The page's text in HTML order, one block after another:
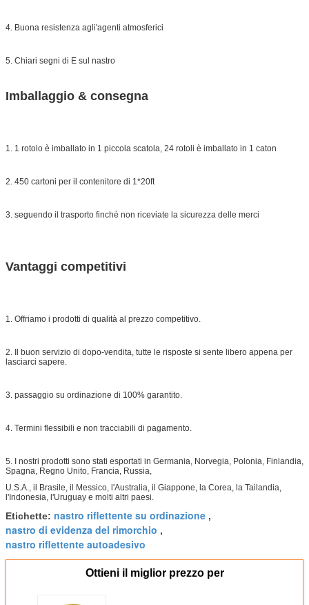
4. Buona resistenza agli'agenti atmosferici
5. Chiari segni di E sul nastro
Imballaggio & consegna
1. 1 rotolo è imballato in 1 piccola scatola, 24 rotoli è imballato in 1 caton
2. 450 cartoni per il contenitore di 1*20ft
3. seguendo il trasporto finché non riceviate la sicurezza delle merci
Vantaggi competitivi
1. Offriamo i prodotti di qualità al prezzo competitivo.
2. Il buon servizio di dopo-vendita, tutte le risposte si sente libero appena per
lasciarci sapere.
3. passaggio su ordinazione di 100% garantito.
4. Termini flessibili e non tracciabili di pagamento.
5. I nostri prodotti sono stati esportati in Germania, Norvegia, Polonia, Finlandia,
Spagna, Regno Unito, Francia, Russia,
U.S.A., il Brasile, il Messico, l'Australia, il Giappone, la Corea, la Tailandia,
l'Indonesia, l'Uruguay e molti altri paesi.
Etichette: nastro riflettente su ordinazione ,
nastro di evidenza del rimorchio ,
nastro riflettente autoadesivo
Ottieni il miglior prezzo per